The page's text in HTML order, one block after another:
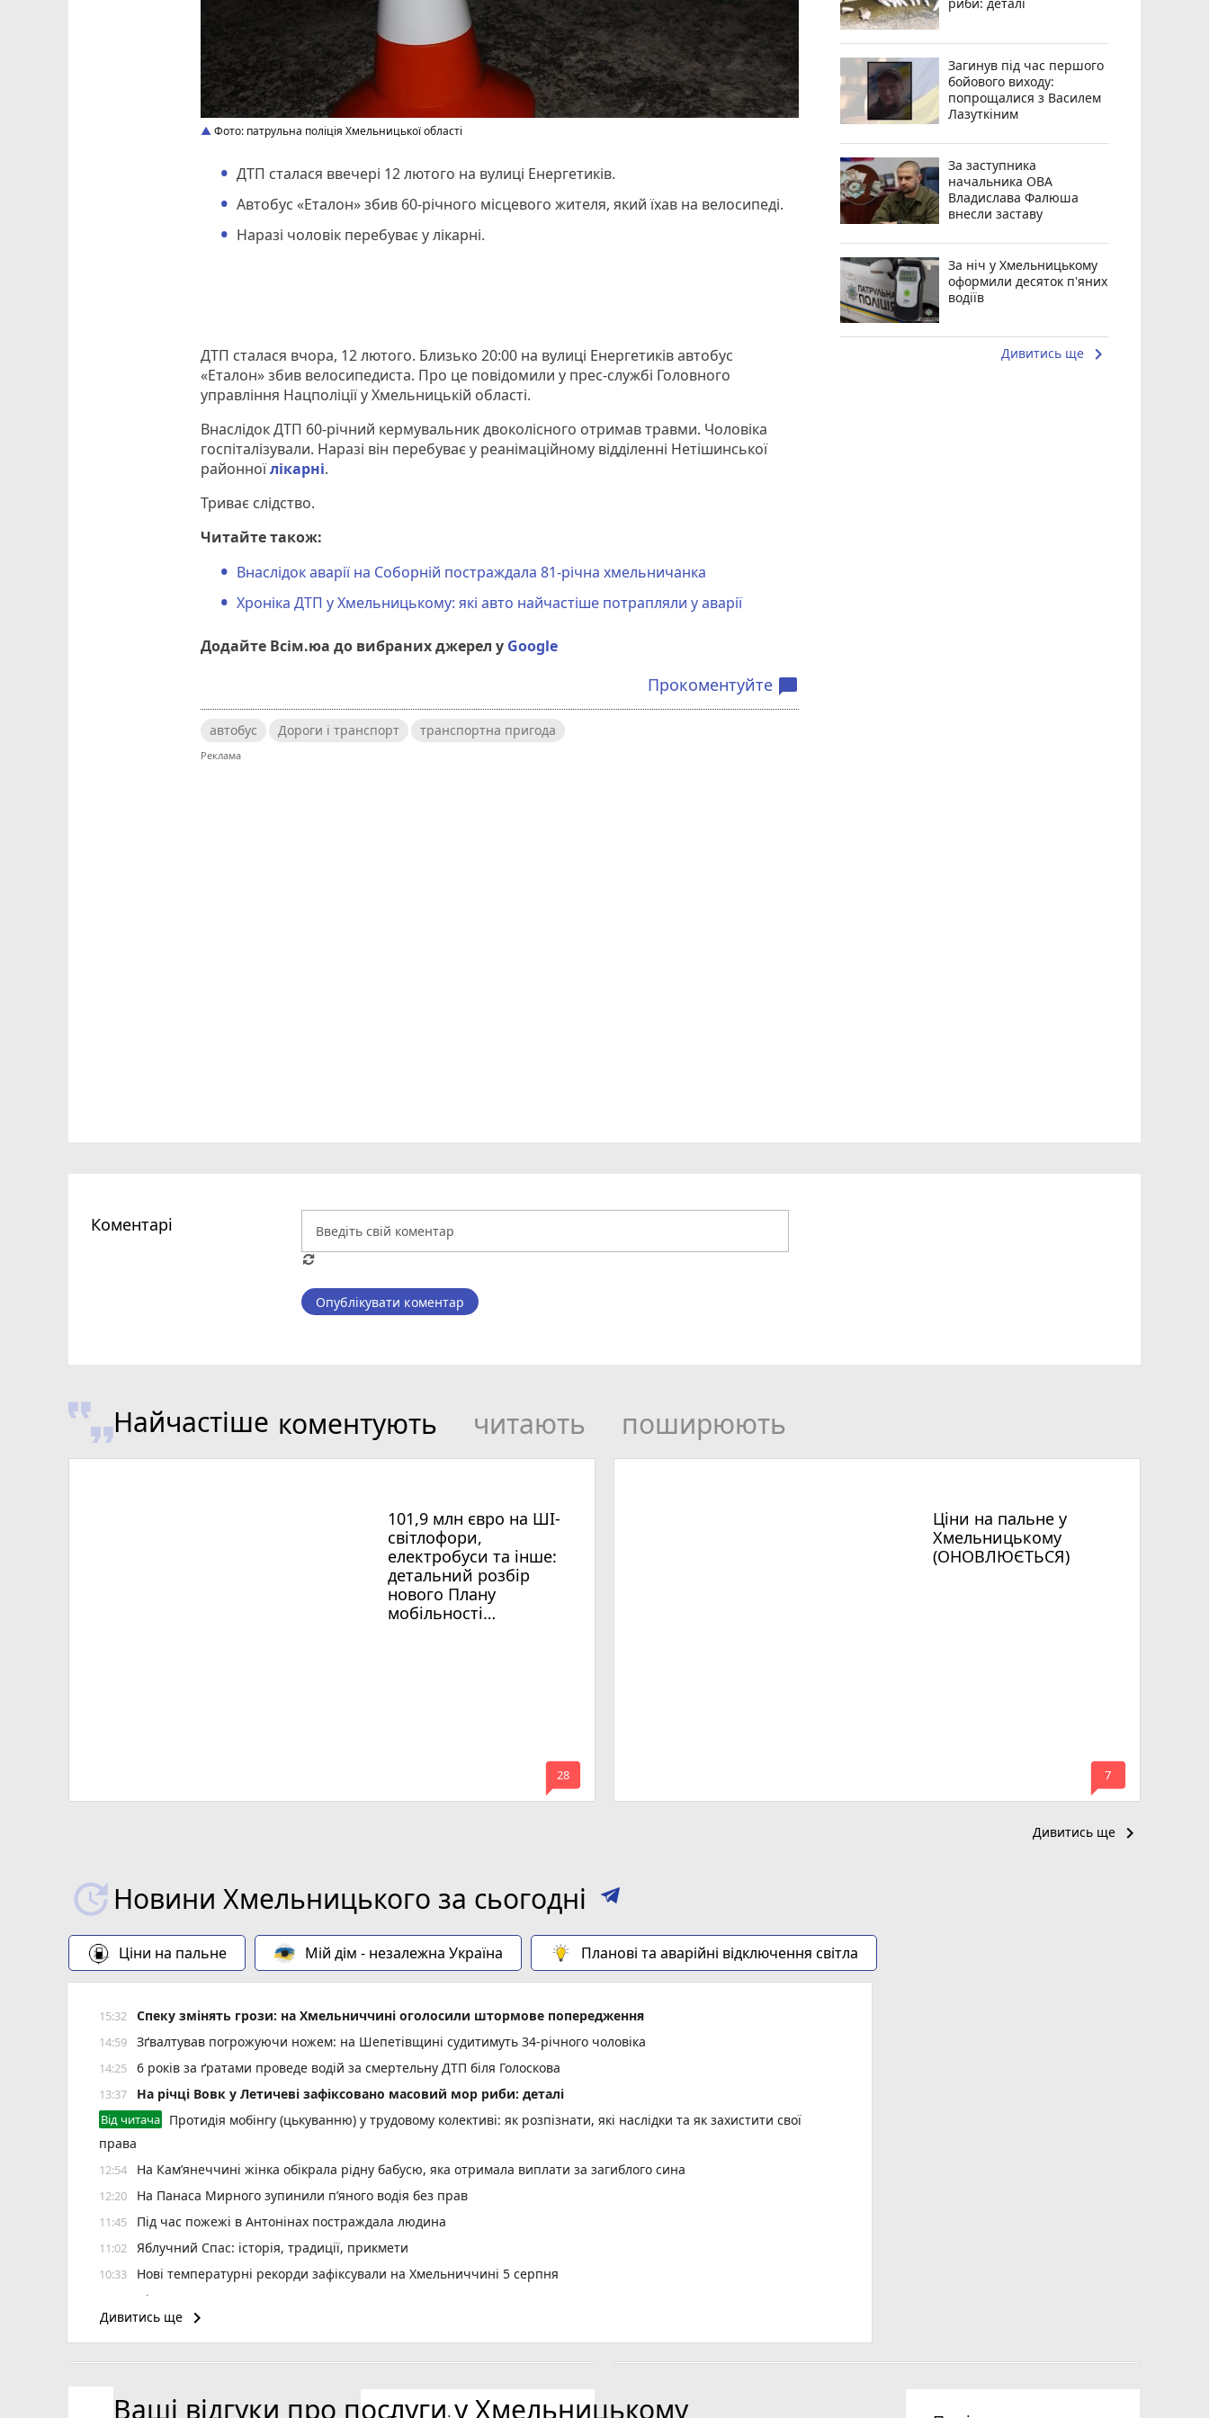
Фото: патрульна поліція Хмельницької області
ДТП сталася ввечері 12 лютого на вулиці Енергетиків.
Автобус «Еталон» збив 60-річного місцевого жителя, який їхав на велосипеді.
Наразі чоловік перебуває у лікарні.
ДТП сталася вчора, 12 лютого. Близько 20:00 на вулиці Енергетиків автобус
«Еталон» збив велосипедиста. Про це повідомили у прес-службі Головного
управління Нацполіції у Хмельницькій області.
Внаслідок ДТП 60-річний кермувальник двоколісного отримав травми. Чоловіка
госпіталізували. Наразі він перебуває у реанімаційному відділенні Нетішинської
районноїлікарні.
Триває слідство.
Читайте також:
Внаслідок аварії на Соборній постраждала 81-річна хмельничанка
Хроніка ДТП у Хмельницькому: які авто найчастіше потрапляли у аварії
Додайте Всім.юа до вибраних джерел у Google
Прокоментуйте chat_bubble
автобус Дороги і транспорт транспортна пригода
Загинув під час першого
бойового виходу:
попрощалися з Василем
Лазуткіним
За заступника
начальника ОВА
Владислава Фалюша
внесли заставу
За ніч у Хмельницькому
оформили десяток п'яних
водіїв
Дивитись ще keyboard_arrow_right
Коментарі
Опублікувати коментар
Найчастіше коментують читають поширюють
101,9 млн євро на ШІ-
світлофори,
електробуси та інше:
детальний розбір
нового Плану
мобільності
mode_comment
28
Ціни на пальне у
Хмельницькому
(ОНОВЛЮЄТЬСЯ)
mode_comment
7
Дивитись ще keyboard_arrow_right
Новини Хмельницького за сьогодні
Ціни на пальне Мій дім - незалежна Україна Планові та аварійні відключення світла
15:32 Спеку змінять грози: на Хмельниччині оголосили штормове попередження
14:59 Зґвалтував погрожуючи ножем: на Шепетівщині судитимуть 34-річного чоловіка
14:25 6 років за ґратами проведе водій за смертельну ДТП біля Голоскова
13:37 На річці Вовк у Летичеві зафіксовано масовий мор риби: деталі
Від читача
Протидія мобінгу (цькуванню) у трудовому колективі: як розпізнати, які наслідки та як захистити свої
права
12:54 На Кам’янеччині жінка обікрала рідну бабусю, яка отримала виплати за загиблого сина
12:20 На Панаса Мирного зупинили п’яного водія без прав
11:45 Під час пожежі в Антонінах постраждала людина
11:02 Яблучний Спас: історія, традиції, прикмети
10:33 Нові температурні рекорди зафіксували на Хмельниччині 5 серпня
Ціни на пальне у Хмельницькому (ОНОВЛЮЄТЬСЯ)
09:31 Вчителі з Хмельниччини увійшли в список 50 найкращих
20:41 Тюрін відсторонив заступника, спійманого на хабарі
Дивитись ще keyboard_arrow_right
Ваші відгуки про послуги у Хмельницькому